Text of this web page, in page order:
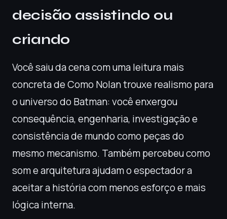
decisão assistindo ou
criando
Você saiu da cena com uma leitura mais
concreta de Como Nolan trouxe realismo para
o universo do Batman: você enxergou
consequência, engenharia, investigação e
consistência de mundo como peças do
mesmo mecanismo. Também percebeu como
som e arquitetura ajudam o espectador a
aceitar a história com menos esforço e mais
lógica interna.